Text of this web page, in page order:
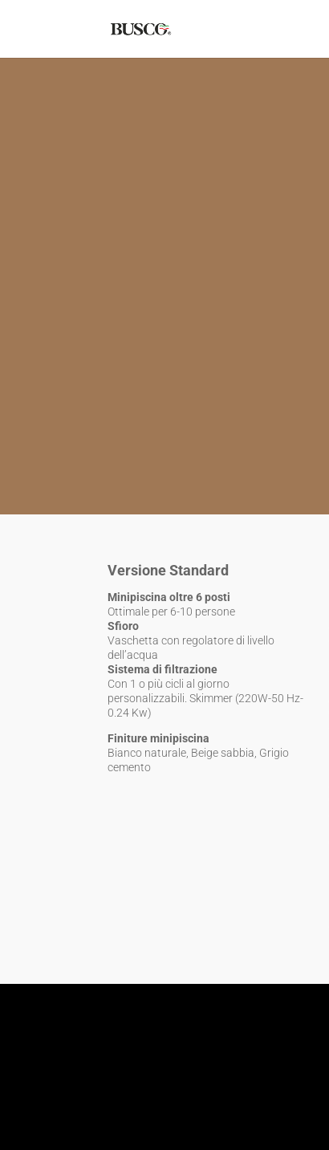
Versione Standard
Minipiscina oltre 6 posti
Ottimale per 6-10 persone
Sfioro
Vaschetta con regolatore di livello
dell’acqua
Sistema di filtrazione
Con 1 o più cicli al giorno
personalizzabili. Skimmer (220W-50 Hz-
0.24 Kw)
Finiture minipiscina
Bianco naturale, Beige sabbia, Grigio
cemento